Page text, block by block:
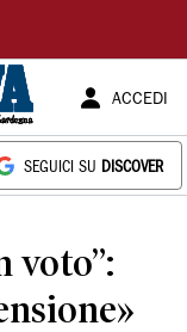
ACCEDI
SEGUICI SU DISCOVER
voto”: